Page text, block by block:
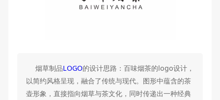
烟草制品LOGO的设计思路：百味烟茶的logo设计，
以简约风格呈现，融合了传统与现代。图形中蕴含的茶
壶形象，直接指向烟草与茶文化，同时传递出一种经典